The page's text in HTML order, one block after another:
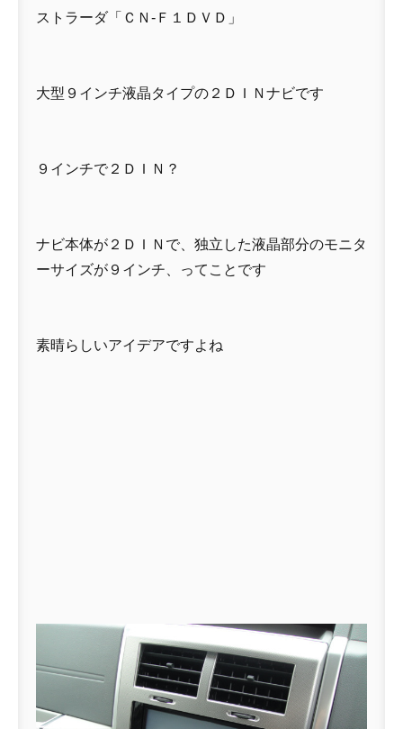
ストラーダ「ＣＮ-Ｆ１ＤＶＤ」
大型９インチ液晶タイプの２ＤＩＮナビです
９インチで２ＤＩＮ？
ナビ本体が２ＤＩＮで、独立した液晶部分のモニタ
ーサイズが９インチ、ってことです
素晴らしいアイデアですよね